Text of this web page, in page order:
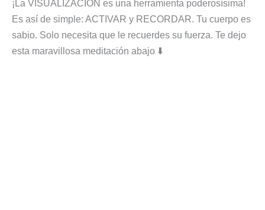
¡La VISUALIZACIÓN es una herramienta poderosísima!
Es así de simple: ACTIVAR y RECORDAR. Tu cuerpo es
sabio. Solo necesita que le recuerdes su fuerza. Te dejo
esta maravillosa meditación abajo ⬇️